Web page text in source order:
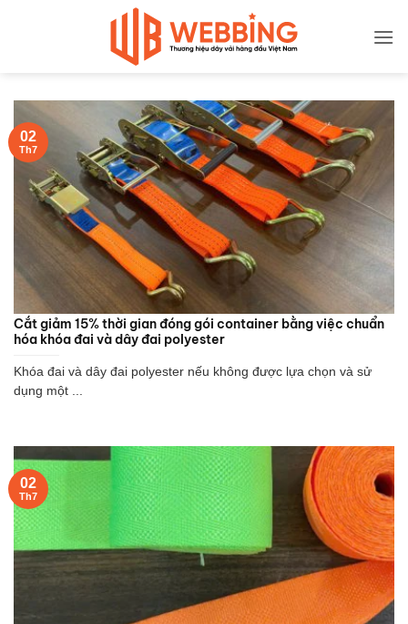
Cắt giảm 15% thời gian đóng gói container bằng việc chuẩn
hóa khóa đai và dây đai polyester
Khóa đai và dây đai polyester nếu không được lựa chọn và sử
dụng một ...
02
Th7
02
Th7